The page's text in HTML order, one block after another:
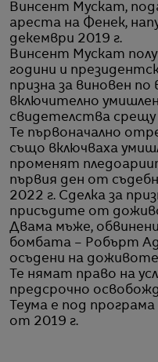
Винсент Мускат,
ареста на Фенек,
декември 2019 г.
Винсент Мускат
години и
призна за виновен по
включително
свидетелства
Те първоначално
също включваха
променят
първия ден от
2022 г. Сделка за
присъдите от
Двама мъже,
бомбата – Робърт
осъдени на
Те нямат право на
предсрочно
Теума е под
от 2019 г.